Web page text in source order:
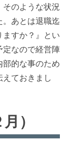
のような状況
あとは退職迄
すか？』とい
定なので経営陣
的な事のため
ておきまし
）